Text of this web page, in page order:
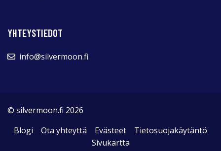
YHTEYSTIEDOT
info@silvermoon.fi
© silvermoon.fi 2026
Blogi
Ota yhteyttä Evästeet
Tietosuojakäytäntö
Sivukartta